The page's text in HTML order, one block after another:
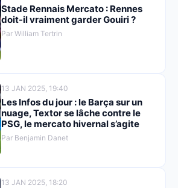
Stade Rennais Mercato : Rennes
doit-il vraiment garder Gouiri ?
Par William Tertrin
13 JAN 2025, 19:40
Les Infos du jour : le Barça sur un
nuage, Textor se lâche contre le
PSG, le mercato hivernal s’agite
Par Benjamin Danet
13 JAN 2025, 18:20